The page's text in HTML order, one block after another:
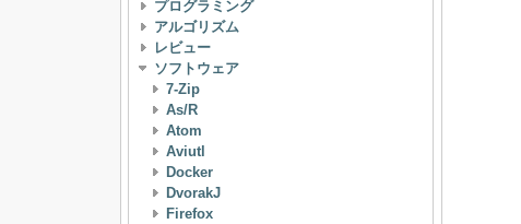
プログラミング
アルゴリズム
レビュー
ソフトウェア
7-Zip
As/R
Atom
Aviutl
Docker
DvorakJ
Firefox